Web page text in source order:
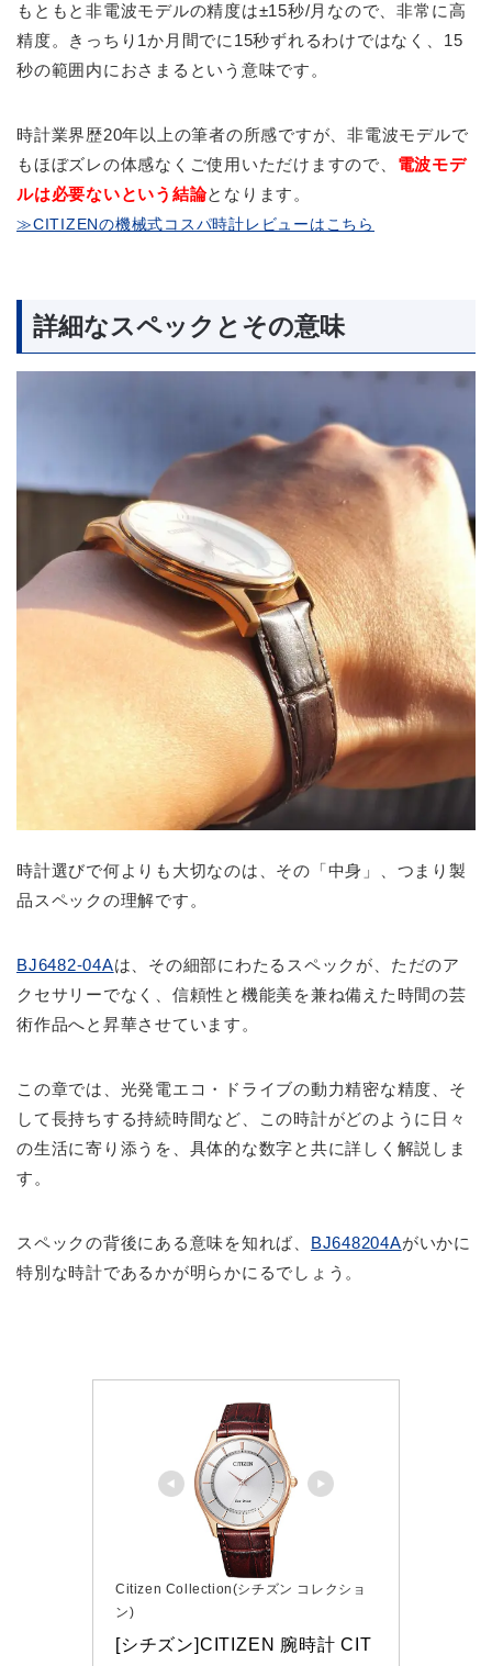
もともと非電波モデルの精度は±15秒/月なので、非常に高
精度。きっちり1か月間でに15秒ずれるわけではなく、15
秒の範囲内におさまるという意味です。
時計業界歴20年以上の筆者の所感ですが、非電波モデルで
もほぼズレの体感なくご使用いただけますので、 電波モデ
ルは必要ないという結論となります。
≫CITIZENの機械式コスパ時計レビューはこちら
詳細なスペックとその意味
時計選びで何よりも大切なのは、その「中身」、つまり製
品スペックの理解です。
BJ6482-04Aは、その細部にわたるスペックが、ただのア
クセサリーでなく、信頼性と機能美を兼ね備えた時間の芸
術作品へと昇華させています。
この章では、光発電エコ・ドライブの動力精密な精度、そ
して長持ちする持続時間など、この時計がどのように日々
の生活に寄り添うを、具体的な数字と共に詳しく解説しま
す。
スペックの背後にある意味を知れば、 BJ648204Aがいかに
特別な時計であるかが明らかにるでしょう。
Citizen Collection(シチズン コレクショ
ン)
[シチズン]CITIZEN 腕時計 CIT